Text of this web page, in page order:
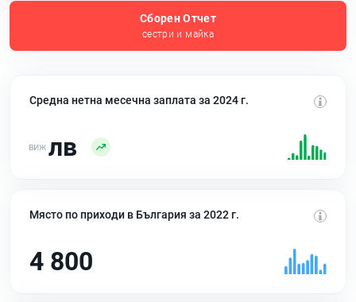
Сборен Отчет
сестри и майка
Средна нетна месечна заплата за 2024 г.
лв
Място по приходи в България за 2022 г.
4 800